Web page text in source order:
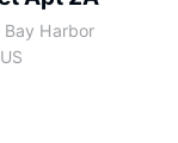
Harbor